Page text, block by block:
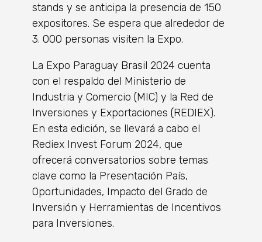
stands y se anticipa la presencia de 150
expositores. Se espera que alrededor de
3. 000 personas visiten la Expo.
La Expo Paraguay Brasil 2024 cuenta
con el respaldo del Ministerio de
Industria y Comercio (MIC) y la Red de
Inversiones y Exportaciones (REDIEX).
En esta edición, se llevará a cabo el
Rediex Invest Forum 2024, que
ofrecerá conversatorios sobre temas
clave como la Presentación País,
Oportunidades, Impacto del Grado de
Inversión y Herramientas de Incentivos
para Inversiones.